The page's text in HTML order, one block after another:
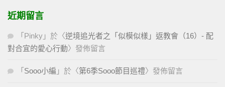
近期留言
「 Pinky 」於〈逆境追光者之「似模似樣」返教會（16）- 配
對合宜的愛心行動〉發佈留言
「 Sooo小編 」於〈第6季Sooo節目巡禮〉發佈留言